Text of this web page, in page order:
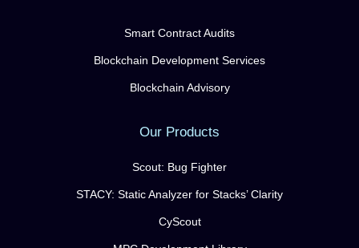
Smart Contract Audits
Blockchain Development Services
Blockchain Advisory
Our Products
Scout: Bug Fighter
STACY: Static Analyzer for Stacks’ Clarity
CyScout